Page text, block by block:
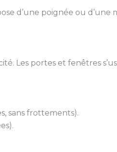
d’une poignée ou
Les portes et fenêtres
sans frottements).